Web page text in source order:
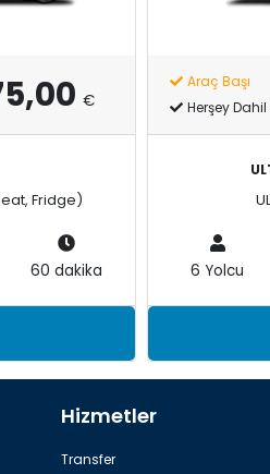
€
Fridge)
60 dakika
Araç Başı
Herşey
6 Yolcu
Hizmetler
Transfer